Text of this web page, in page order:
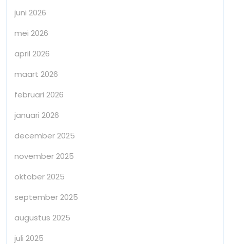
juni 2026
mei 2026
april 2026
maart 2026
februari 2026
januari 2026
december 2025
november 2025
oktober 2025
september 2025
augustus 2025
juli 2025